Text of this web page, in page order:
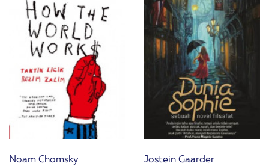
Noam Chomsky Jostein Gaarder